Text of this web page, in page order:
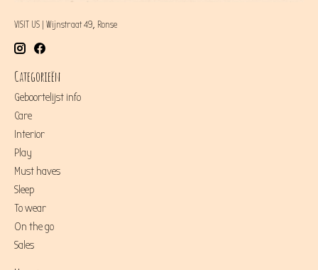
VISIT US | Wijnstraat 49, Ronse
Categorieën
Geboortelijst info
Care
Interior
Play
Must haves
Sleep
To wear
On the go
Sales